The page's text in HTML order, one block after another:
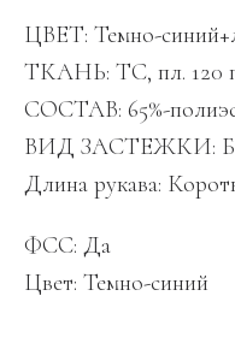
ЦВЕТ: Темно-
ТКАНЬ: TC, пл. 120
СОСТАВ: 65%-
ВИД ЗАСТЕЖКИ:
Длина рукава:
ФСС: Да
Цвет: Темно-синий